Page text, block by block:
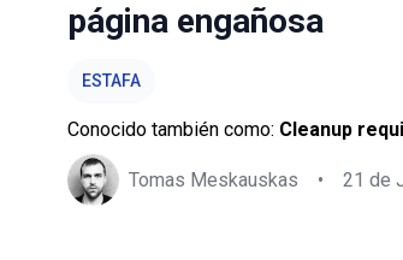
página engañosa
ESTAFA
Conocido también como: Cleanup
Tomas Meskauskas • 21 de